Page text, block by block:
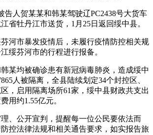
告人贺某某和韩某驾驶辽PC2438号大货车
省牡丹江市送货，1月25日返回绥中县。
河市暴发疫情后，未履行疫情防控相关规
绥芬河市的行程进行报备。
某均被确诊患有新冠病毒肺炎，造成绥中
人被隔离，全县陆续划定34个封控区、
，启用隔离场所61家，绥中县财政共支出
用约1.55亿元。
、公开宣判，提醒每一位公民要依法而
控法律法规和相关通告要求，如实报告旅